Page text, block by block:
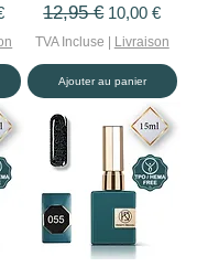
Prix original
12,95 € Prix
10,00 €
TVA Incluse Livraison
Ajouter au panier